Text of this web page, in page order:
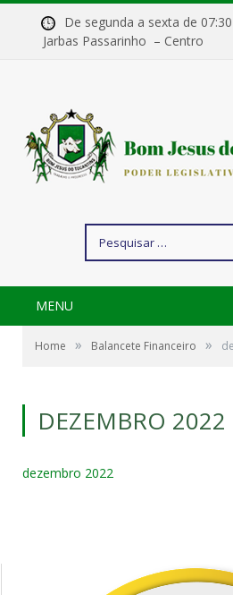
De segunda a sexta de
Jarbas Passarinho – Centro
por:
MENU
Home » Balancete Financeiro »
DEZEMBRO 2022
dezembro 2022